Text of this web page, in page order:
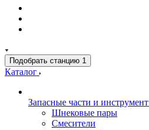
Подобрать станцию 1
Каталог
Запасные части и инструмент
Шнековые пары
Смесители